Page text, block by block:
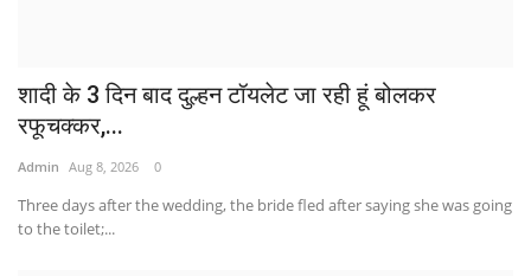
शादी के 3 दिन बाद दुल्हन टॉयलेट जा रही हूं बोलकर
रफूचक्कर,...
Admin Aug 8, 2026 0
Three days after the wedding, the bride fled after saying she was going
to the toilet;...